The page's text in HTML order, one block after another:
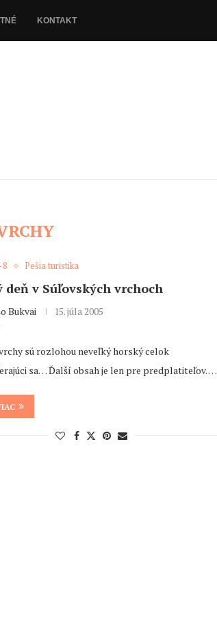
KONTAKT
8 Pešia turistika
deň v Súľovských vrchoch
Bukvai 15. júla 2005
sú rozlohou neveľký horský celok
sa… Ďalší obsah je len pre predplatiteľov. …